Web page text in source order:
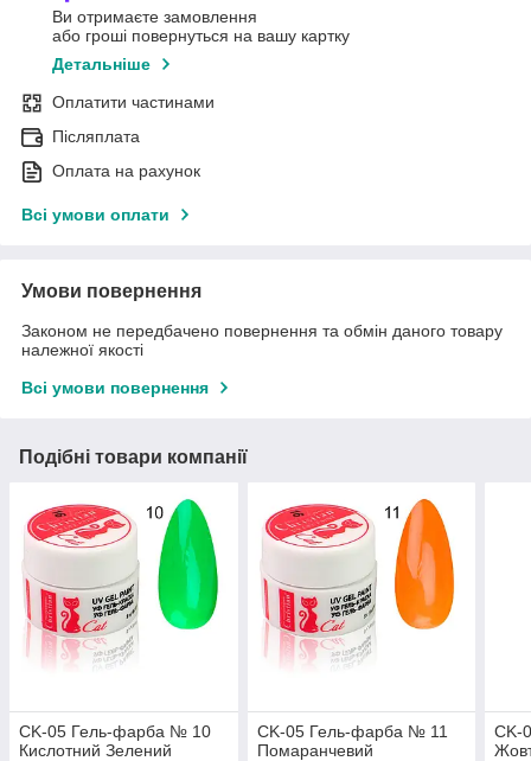
Ви отримаєте замовлення
або гроші повернуться на вашу картку
Детальніше
Оплатити частинами
Післяплата
Оплата на рахунок
Всі умови оплати
Умови повернення
Законом не передбачено повернення та обмін даного товару
належної якості
Всі умови повернення
Подібні товари компанії
CK-05 Гель-фарба № 10
Кислотний Зелений
CK-05 Гель-фарба № 11
Помаранчевий
CK-